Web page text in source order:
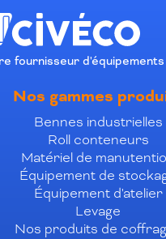
fournisseur
Nos gammes
Bennes industrielles
Roll conteneurs
Matériel de
Équipement de
Équipement d'atelier
Levage
Nos produits de